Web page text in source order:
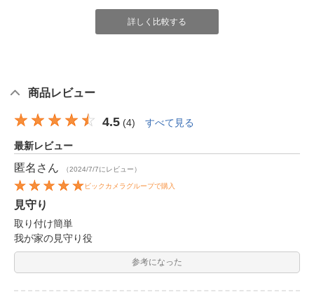
詳しく比較する
商品レビュー
4.5 (4) すべて見る
最新レビュー
匿名 さん （2024/7/7にレビュー）
ビックカメラグループで購入
見守り
取り付け簡単
我が家の見守り役
参考になった